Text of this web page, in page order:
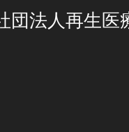
団法人再生医